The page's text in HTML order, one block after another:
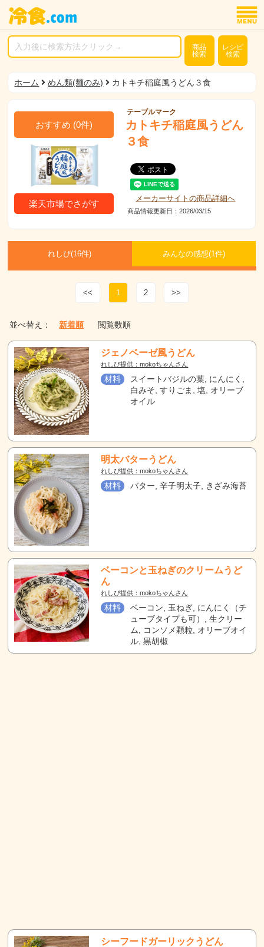
商品
検索
レシピ
検索
ホーム めん類(麺のみ) カトキチ稲庭風うどん３食
おすすめ (0件)
楽天市場でさがす
テーブルマーク
カトキチ稲庭風うどん
３食
メーカーサイトの商品詳細へ
商品情報更新日：2026/03/15
れしぴ(16件) みんなの感想(1件)
<< 1 2 >>
並べ替え： 新着順 閲覧数順
ジェノベーゼ風うどん
れしぴ提供：mokoちゃんさん
材料
スイートバジルの葉, にんにく,
白みそ, すりごま, 塩, オリーブ
オイル
明太バターうどん
れしぴ提供：mokoちゃんさん
材料 バター, 辛子明太子, きざみ海苔
ベーコンと玉ねぎのクリームうど
ん
れしぴ提供：mokoちゃんさん
材料
ベーコン, 玉ねぎ, にんにく（チ
ューブタイプも可）, 生クリー
ム, コンソメ顆粒, オリーブオイ
ル, 黒胡椒
シーフードガーリックうどん